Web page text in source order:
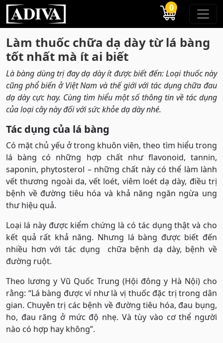
0
Làm thuốc chữa dạ dày từ lá bàng
tốt nhất mà ít ai biết
Là bàng dùng trị đay dạ dày ít được biết đến: Loại thuốc này
cũng phổ biến ở Việt Nam và thế giới với tác dụng chữa đau
dạ dày cực hay. Cùng tìm hiểu một số thông tin về tác dụng
của loại cây này đối với sức khỏe dạ dày nhé.
Tác dụng của lá bàng
Có mặt chủ yếu ở trong khuôn viên, theo tìm hiểu trong
lá bàng có những hợp chất như flavonoid, tannin,
saponin, phytosterol – những chất này có thể làm lành
vết thương ngoài da, vết loét, viêm loét dạ dày, điều trị
bệnh về đường tiêu hóa và khả năng ngăn ngừa ung
thư hiệu quả.
Loại lá này được kiểm chứng là có tác dụng thật và cho
kết quả rất khả năng. Nhưng lá bàng được biết đến
nhiều hơn với tác dụng chữa bệnh dạ dày, bệnh về
đường ruột.
Theo lương y Vũ Quốc Trung (Hội đông y Hà Nội) cho
rằng: “Lá bàng được ví như là vị thuốc đặc trị trong dân
gian. Chuyên trị các bệnh về đường tiêu hóa, đau bụng,
ho, đau răng ở mức độ nhẹ. Và tùy vào cơ thể người
nào có hợp hay không”.